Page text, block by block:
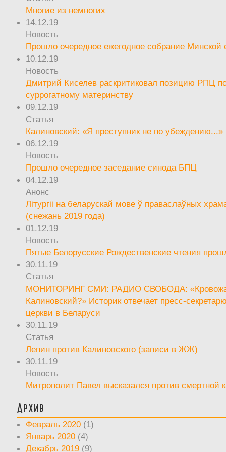
Многие из немногих
14.12.19
Новость
Прошло очередное ежегодное собрание
10.12.19
Новость
Дмитрий Киселев раскритиковал позицию РПЦ
суррогатному материнству
09.12.19
Статья
Калиновский: «Я преступник не по убеждению...»
06.12.19
Новость
Прошло очередное заседание синода БПЦ
04.12.19
Анонс
Літургіі на беларускай мове ў праваслаўных
(снежань 2019 года)
01.12.19
Новость
Пятые Белорусские Рождественские чтения
30.11.19
Статья
МОНИТОРИНГ СМИ: РАДИО СВОБОДА:
Калиновский?» Историк отвечает пресс-
церкви в Беларуси
30.11.19
Статья
Лепин против Калиновского (записи в ЖЖ)
30.11.19
Новость
Митрополит Павел высказался против смертной
Архив
Февраль 2020 (1)
Январь 2020 (4)
Декабрь 2019 (9)